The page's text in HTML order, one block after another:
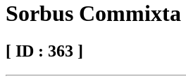
Sorbus Commixta
[ ID : 363 ]